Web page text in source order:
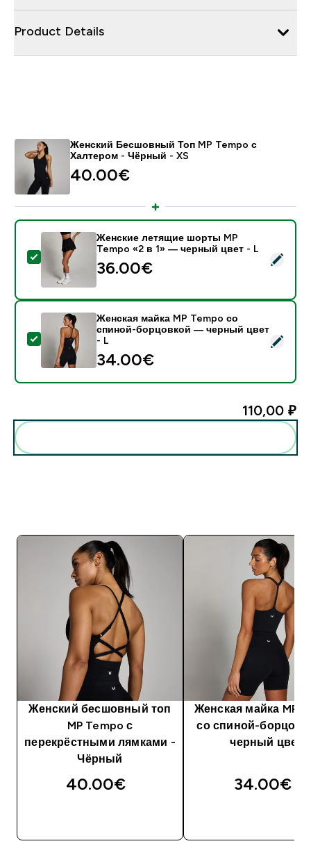
Product Details
Женский Бесшовный Топ MP Tempo с
Халтером - Чёрный - XS
40.00€‎
- Женские летящие шорты MP Tempo «2 в 1» —
Женские летящие шорты MP
Tempo «2 в 1» — черный цвет - L
36.00€‎
- Женская майка MP Tempo со спиной-борцовкой
Женская майка MP Tempo со
спиной-борцовкой ― черный цвет
- L
34.00€‎
110,00 ₽‎
Женский бесшовный топ
MP Tempo с
перекрёстными лямками -
Чёрный
40.00€‎
Женская майка MP
со спиной-
черный цвет
34.00€‎